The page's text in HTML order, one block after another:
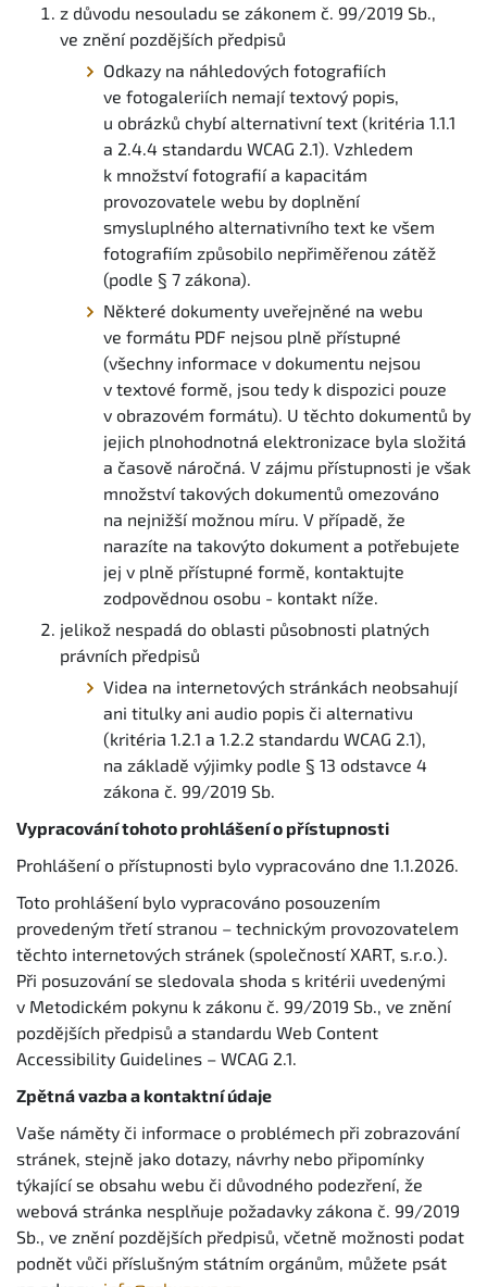
z důvodu nesouladu se zákonem č. 99/2019 Sb.,
ve znění pozdějších předpisů
Odkazy na náhledových fotografiích
ve fotogaleriích nemají textový popis,
u obrázků chybí alternativní text (kritéria 1.1.1
a 2.4.4 standardu WCAG 2.1). Vzhledem
k množství fotografií a kapacitám
provozovatele webu by doplnění
smysluplného alternativního text ke všem
fotografiím způsobilo nepřiměřenou zátěž
(podle § 7 zákona).
Některé dokumenty uveřejněné na webu
ve formátu PDF nejsou plně přístupné
(všechny informace v dokumentu nejsou
v textové formě, jsou tedy k dispozici pouze
v obrazovém formátu). U těchto dokumentů by
jejich plnohodnotná elektronizace byla složitá
a časově náročná. V zájmu přístupnosti je však
množství takových dokumentů omezováno
na nejnižší možnou míru. V případě, že
narazíte na takovýto dokument a potřebujete
jej v plně přístupné formě, kontaktujte
zodpovědnou osobu - kontakt níže.
jelikož nespadá do oblasti působnosti platných
právních předpisů
Videa na internetových stránkách neobsahují
ani titulky ani audio popis či alternativu
(kritéria 1.2.1 a 1.2.2 standardu WCAG 2.1),
na základě výjimky podle § 13 odstavce 4
zákona č. 99/2019 Sb.
Vypracování tohoto prohlášení o přístupnosti
Prohlášení o přístupnosti bylo vypracováno dne 1.1.2026.
Toto prohlášení bylo vypracováno posouzením
provedeným třetí stranou – technickým provozovatelem
těchto internetových stránek (společností XART, s.r.o.).
Při posuzování se sledovala shoda s kritérii uvedenými
v Metodickém pokynu k zákonu č. 99/2019 Sb., ve znění
pozdějších předpisů a standardu Web Content
Accessibility Guidelines – WCAG 2.1.
Zpětná vazba a kontaktní údaje
Vaše náměty či informace o problémech při zobrazování
stránek, stejně jako dotazy, návrhy nebo připomínky
týkající se obsahu webu či důvodného podezření, že
webová stránka nesplňuje požadavky zákona č. 99/2019
Sb., ve znění pozdějších předpisů, včetně možnosti podat
podnět vůči příslušným státním orgánům, můžete psát